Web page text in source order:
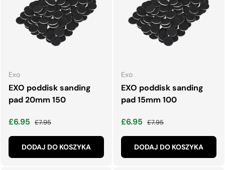
Exo
EXO poddisk sanding
pad 20mm 150
Cena wyprzedaży
£6.95 Normalna cena
£7.95
DODAJ DO KOSZYKA
Exo
EXO poddisk sanding
pad 15mm 100
Cena wyprzedaży
£6.95 Normalna cena
£7.95
DODAJ DO KOSZYKA